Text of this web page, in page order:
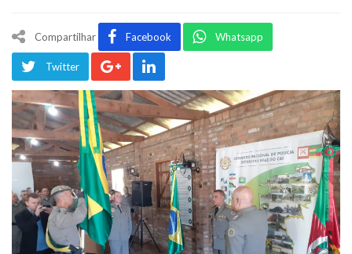
Compartilhar Facebook Whatsapp
Twitter